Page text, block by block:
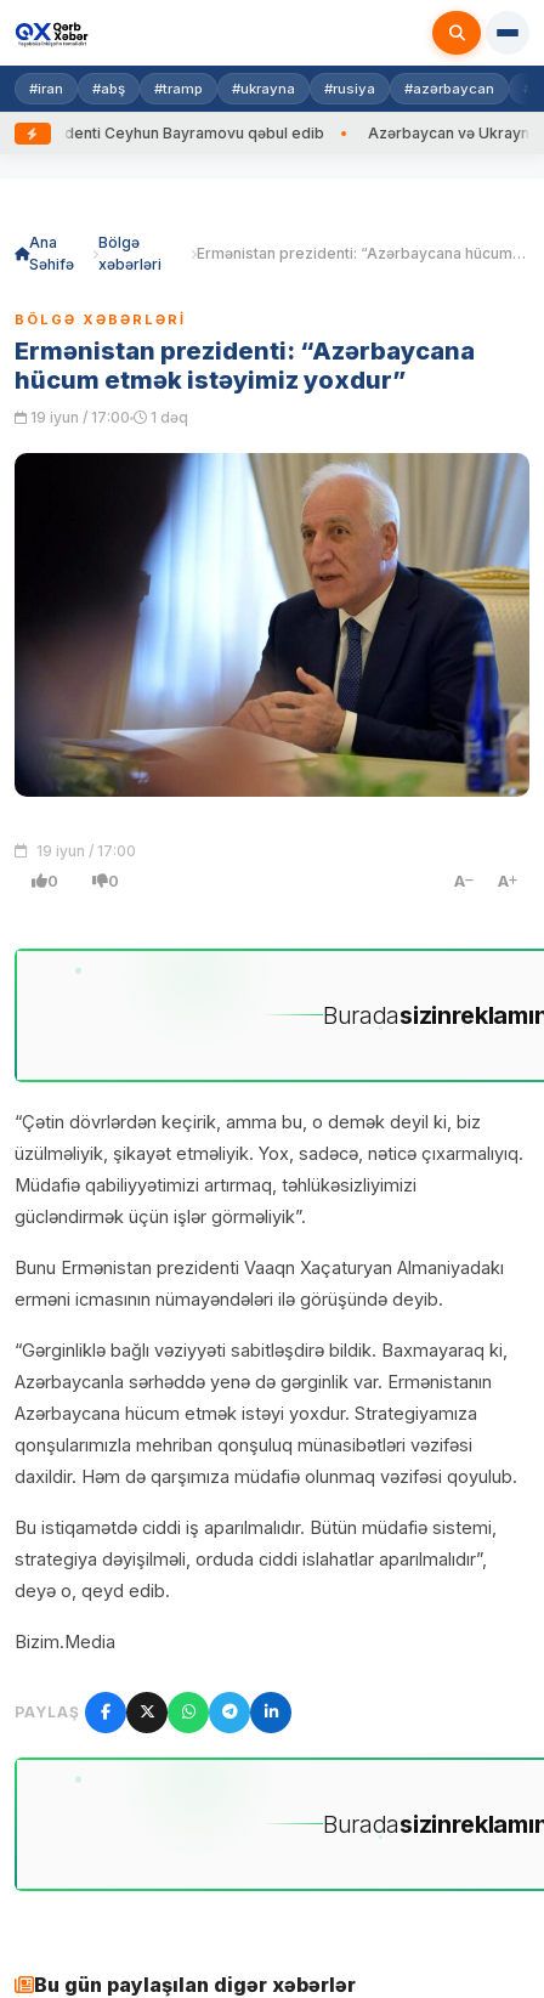
#iran #abş #tramp #ukrayna #rusiya #azərbaycan
Ceyhun Bayramovu qəbul edib Azərbaycan və Ukrayna XİN
Ana
Səhifə
Bölgə
xəbərləri
Ermənistan prezidenti: “Azərbaycana hücum etmək istəyimiz yoxdur”
BÖLGƏ XƏBƏRLƏRI
Ermənistan prezidenti: “Azərbaycana
hücum etmək istəyimiz yoxdur”
19 iyun / 17:00 1 dəq
19 iyun / 17:00
0 0 A A
Buradasizin
“Çətin dövrlərdən keçirik, amma bu, o demək deyil ki, biz
üzülməliyik, şikayət etməliyik. Yox, sadəcə, nəticə çıxarmalıyıq.
Müdafiə qabiliyyətimizi artırmaq, təhlükəsizliyimizi
gücləndirmək üçün işlər görməliyik”.
Bunu Ermənistan prezidenti Vaaqn Xaçaturyan Almaniyadakı
erməni icmasının nümayəndələri ilə görüşündə deyib.
“Gərginliklə bağlı vəziyyəti sabitləşdirə bildik. Baxmayaraq ki,
Azərbaycanla sərhəddə yenə də gərginlik var. Ermənistanın
Azərbaycana hücum etmək istəyi yoxdur. Strategiyamıza
qonşularımızla mehriban qonşuluq münasibətləri vəzifəsi
daxildir. Həm də qarşımıza müdafiə olunmaq vəzifəsi qoyulub.
Bu istiqamətdə ciddi iş aparılmalıdır. Bütün müdafiə sistemi,
strategiya dəyişilməli, orduda ciddi islahatlar aparılmalıdır”,
deyə o, qeyd edib.
Bizim.Media
PAYLAŞ
Buradasizin
Bu gün paylaşılan digər xəbərlər